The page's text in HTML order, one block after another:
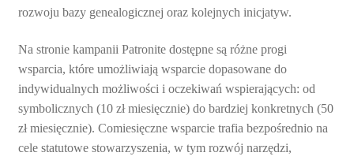
rozwoju bazy genealogicznej oraz kolejnych inicjatyw.
Na stronie kampanii Patronite dostępne są różne progi
wsparcia, które umożliwiają wsparcie dopasowane do
indywidualnych możliwości i oczekiwań wspierających: od
symbolicznych (10 zł miesięcznie) do bardziej konkretnych (50
zł miesięcznie). Comiesięczne wsparcie trafia bezpośrednio na
cele statutowe stowarzyszenia, w tym rozwój narzędzi,